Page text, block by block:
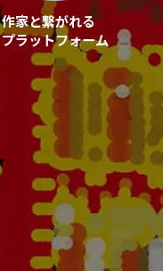
作家と繋がれる
プラットフォーム